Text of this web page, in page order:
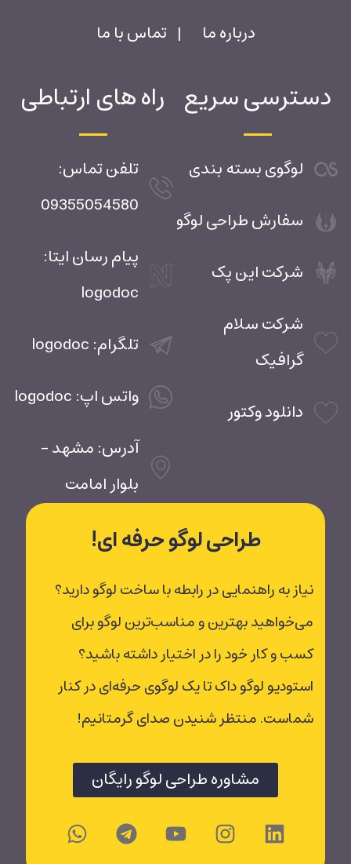
درباره ما |تماس با ما
دسترسی سریع
لوگوی بسته بندی
سفارش طراحی لوگو
شرکت این پک
شرکت سلام
گرافیک
دانلود وکتور
راه های ارتباطی
تلفن تماس:
09355054580
پیام رسان ایتا:
logodoc
تلگرام: logodoc
واتس اپ: logodoc
آدرس: مشهد -
بلوار امامت
طراحی لوگو حرفه ای!
نیاز به راهنمایی در رابطه با ساخت لوگو دارید؟
می‌خواهید بهترین و مناسب‌ترین لوگو برای
کسب و کار خود را در اختیار داشته باشید؟
استودیو لوگو داک تا یک لوگوی حرفه‌ای در کنار
شماست. منتظر شنیدن صدای گرمتانیم!
مشاوره طراحی لوگو رایگان